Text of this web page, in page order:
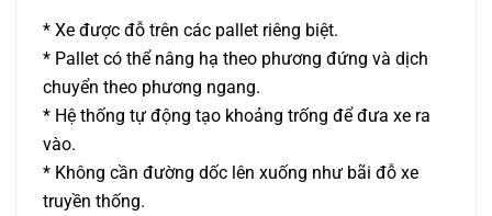
* Xe được đỗ trên các pallet riêng biệt.
* Pallet có thể nâng hạ theo phương đứng và dịch
chuyển theo phương ngang.
* Hệ thống tự động tạo khoảng trống để đưa xe ra
vào.
* Không cần đường dốc lên xuống như bãi đỗ xe
truyền thống.